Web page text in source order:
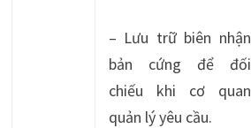
– Lưu trữ biên nhận
bản cứng để đối
chiếu khi cơ quan
quản lý yêu cầu.